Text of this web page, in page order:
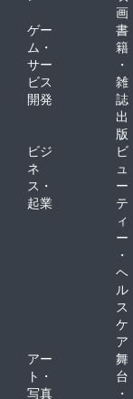
画
ゲー
ム・
サー
ビス
開発
書
籍
・
雑
誌
出
版
ビジ
ネ
ス・
起業
ビ
ュ
ー
テ
ィ
ー
・
ヘ
ル
ス
ケ
ア
アー
ト・
写真
舞
台
・